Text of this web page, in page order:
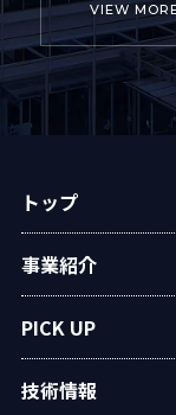
VIEW
トップ
事業紹介
アフターサービ
民生熱エネルギー
PICK UP
技術情報